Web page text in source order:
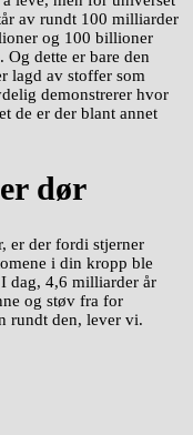
av rundt 100 milliarder
og 100 billioner
Og dette er bare den
lagd av stoffer som
demonstrerer hvor
de er der blant annet
dør
er der fordi stjerner
i din kropp ble
dag, 4,6 milliarder år
og støv fra for
rundt den, lever vi.